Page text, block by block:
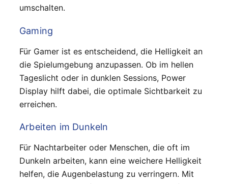
umschalten.
Gaming
Für Gamer ist es entscheidend, die Helligkeit an
die Spielumgebung anzupassen. Ob im hellen
Tageslicht oder in dunklen Sessions, Power
Display hilft dabei, die optimale Sichtbarkeit zu
erreichen.
Arbeiten im Dunkeln
Für Nachtarbeiter oder Menschen, die oft im
Dunkeln arbeiten, kann eine weichere Helligkeit
helfen, die Augenbelastung zu verringern. Mit